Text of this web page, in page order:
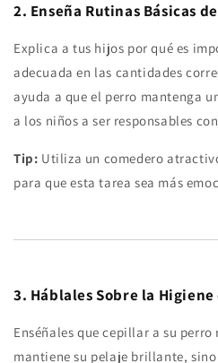
2. Enseña Rutinas Básicas
Explica a tus hijos por qué es
adecuada en las cantidades
ayuda a que el perro mantenga
a los niños a ser responsables
Tip: Utiliza un comedero
para que esta tarea sea más
3. Háblales Sobre la
Enséñales que cepillar a su
mantiene su pelaje brillante,